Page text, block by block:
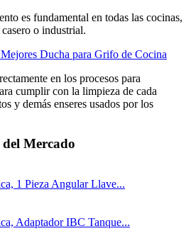
es fundamental en todas las cocinas,
o industrial.
Ducha para Grifo de Cocina
en los procesos para
cumplir con la limpieza de cada
y demás enseres usados por los
Mercado
1 Pieza Angular Llave...
Adaptador IBC Tanque...